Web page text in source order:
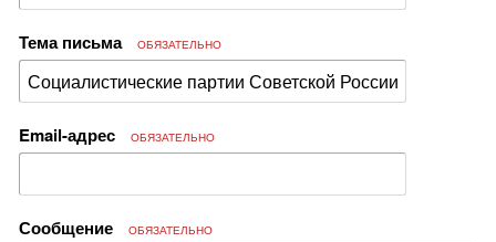
Тема письма ОБЯЗАТЕЛЬНО
Email-адрес ОБЯЗАТЕЛЬНО
Сообщение ОБЯЗАТЕЛЬНО